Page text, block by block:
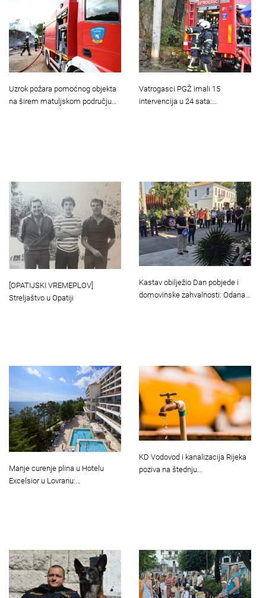
Uzrok požara pomoćnog objekta
na širem matuljskom području…
Vatrogasci PGŽ imali 15
intervencija u 24 sata:…
[OPATIJSKI VREMEPLOV]
Streljaštvo u Opatiji
Kastav obilježio Dan pobjede i
domovinske zahvalnosti: Odana…
Manje curenje plina u Hotelu
Excelsior u Lovranu:…
KD Vodovod i kanalizacija Rijeka
poziva na štednju…